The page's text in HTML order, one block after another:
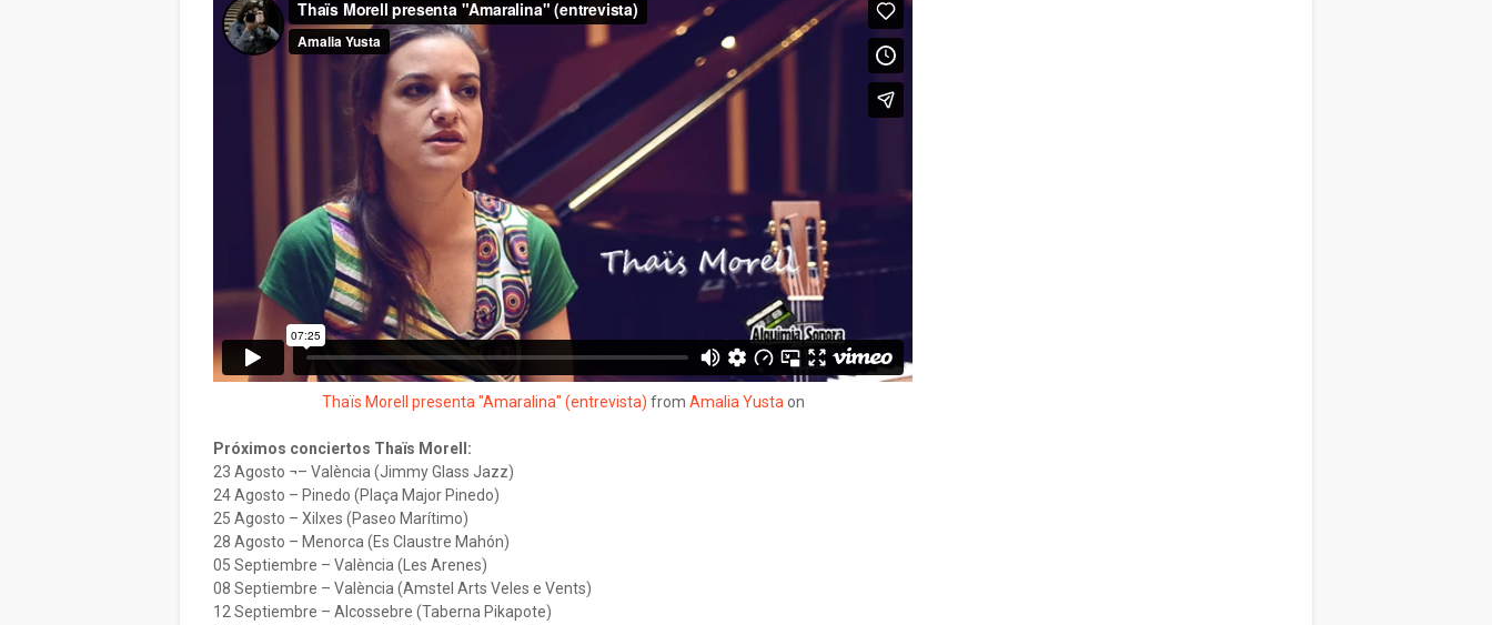
Thaïs Morell presenta "Amaralina" (entrevista) from Amalia Yusta on
Próximos conciertos Thaïs Morell:
23 Agosto ¬– València (Jimmy Glass Jazz)
24 Agosto – Pinedo (Plaça Major Pinedo)
25 Agosto – Xilxes (Paseo Marítimo)
28 Agosto – Menorca (Es Claustre Mahón)
05 Septiembre – València (Les Arenes)
08 Septiembre – València (Amstel Arts Veles e Vents)
12 Septiembre – Alcossebre (Taberna Pikapote)